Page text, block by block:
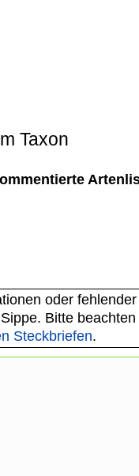
Taxon
oder
Bitte
Steckbriefen.